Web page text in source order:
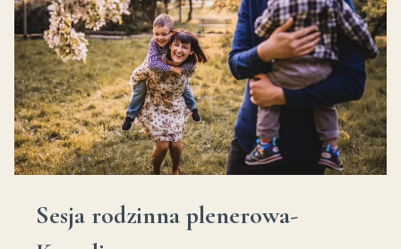
MIELNIE
Sesja rodzinna plenerowa-